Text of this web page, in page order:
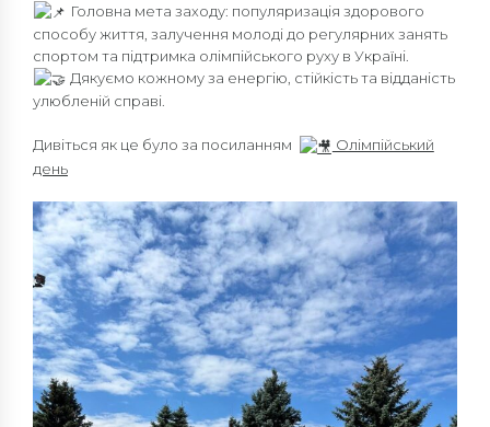
Головна мета заходу: популяризація здорового
способу життя, залучення молоді до регулярних занять
спортом та підтримка олімпійського руху в Україні.
Дякуємо кожному за енергію, стійкість та відданість
улюбленій справі.
Дивіться як це було за посиланням
Олімпійський
день